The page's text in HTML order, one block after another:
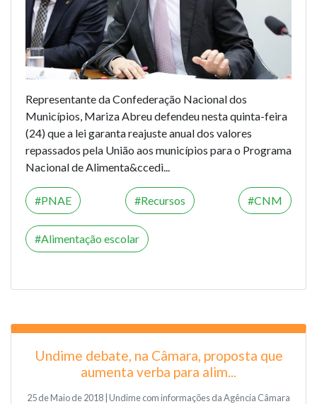
Representante da Confederação Nacional dos
Municípios, Mariza Abreu defendeu nesta quinta-feira
(24) que a lei garanta reajuste anual dos valores
repassados pela União aos municípios para o Programa
Nacional de Alimenta&ccedi...
PNAE Recursos CNM
Alimentação escolar
Undime debate, na Câmara, proposta que
aumenta verba para alim...
25 de Maio de 2018 | Undime com informações da Agência Câmara